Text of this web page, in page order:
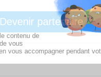
Devenir partenaire